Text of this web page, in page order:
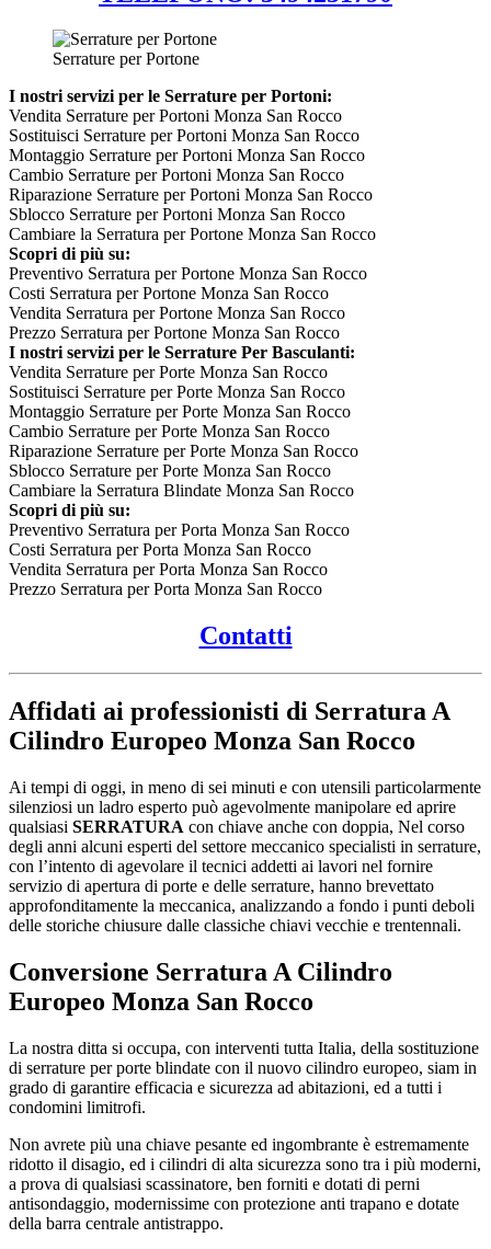
Serrature per Portone
I nostri servizi per le Serrature per Portoni:
Vendita Serrature per Portoni Monza San Rocco
Sostituisci Serrature per Portoni Monza San Rocco
Montaggio Serrature per Portoni Monza San Rocco
Cambio Serrature per Portoni Monza San Rocco
Riparazione Serrature per Portoni Monza San Rocco
Sblocco Serrature per Portoni Monza San Rocco
Cambiare la Serratura per Portone Monza San Rocco
Scopri di più su:
Preventivo Serratura per Portone Monza San Rocco
Costi Serratura per Portone Monza San Rocco
Vendita Serratura per Portone Monza San Rocco
Prezzo Serratura per Portone Monza San Rocco
I nostri servizi per le Serrature Per Basculanti:
Vendita Serrature per Porte Monza San Rocco
Sostituisci Serrature per Porte Monza San Rocco
Montaggio Serrature per Porte Monza San Rocco
Cambio Serrature per Porte Monza San Rocco
Riparazione Serrature per Porte Monza San Rocco
Sblocco Serrature per Porte Monza San Rocco
Cambiare la Serratura Blindate Monza San Rocco
Scopri di più su:
Preventivo Serratura per Porta Monza San Rocco
Costi Serratura per Porta Monza San Rocco
Vendita Serratura per Porta Monza San Rocco
Prezzo Serratura per Porta Monza San Rocco
Contatti
Affidati ai professionisti di Serratura A
Cilindro Europeo Monza San Rocco
Ai tempi di oggi, in meno di sei minuti e con utensili particolarmente
silenziosi un ladro esperto può agevolmente manipolare ed aprire
qualsiasi SERRATURA con chiave anche con doppia, Nel corso
degli anni alcuni esperti del settore meccanico specialisti in serrature,
con l’intento di agevolare il tecnici addetti ai lavori nel fornire
servizio di apertura di porte e delle serrature, hanno brevettato
approfonditamente la meccanica, analizzando a fondo i punti deboli
delle storiche chiusure dalle classiche chiavi vecchie e trentennali.
Conversione Serratura A Cilindro
Europeo Monza San Rocco
La nostra ditta si occupa, con interventi tutta Italia, della sostituzione
di serrature per porte blindate con il nuovo cilindro europeo, siam in
grado di garantire efficacia e sicurezza ad abitazioni, ed a tutti i
condomini limitrofi.
Non avrete più una chiave pesante ed ingombrante è estremamente
ridotto il disagio, ed i cilindri di alta sicurezza sono tra i più moderni,
a prova di qualsiasi scassinatore, ben forniti e dotati di perni
antisondaggio, modernissime con protezione anti trapano e dotate
della barra centrale antistrappo.